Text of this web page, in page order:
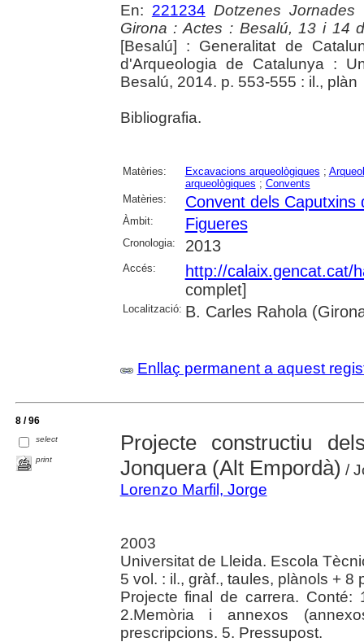
En: 221234 Dotzenes
Girona : Actes : Besalú, 13 i 14
[Besalú] : Generalitat de
d'Arqueologia de Catalunya :
Besalú, 2014. p. 553-555 : il., plàn
Bibliografia.
Matèries: Excavacions arqueològiques ;
arqueològiques ; Convents
Matèries:
Convent dels Caputxins
Àmbit: Figueres
Cronologia: 2013
Accés:
http://calaix.gencat.cat/
complet]
Localització: B. Carles Rahola
Enllaç permanent a aquest
8 / 96
select
print
Projecte constructiu
Jonquera (Alt Empordà) /
Lorenzo Marfil, Jorge
2003
Universitat de Lleida. Escola
5 vol. : il., gràf., taules, plànols + 8
Projecte final de carrera.
2.Memòria i annexos
prescripcions. 5. Pressupost.